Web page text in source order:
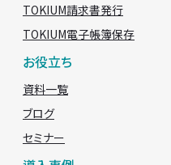
TOKIUM請求書発行
TOKIUM電子帳簿保存
お役立ち
資料一覧
ブログ
セミナー